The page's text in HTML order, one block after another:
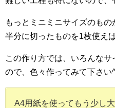
もっとミニミニサイズのも
半分に切ったものを1枚使え
この作り方では、いろんな
ので、色々作ってみて下さい
A4用紙を使ってもう少し